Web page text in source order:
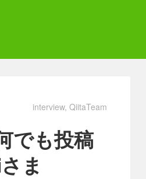
interview QiitaTeam
でも投稿
ま